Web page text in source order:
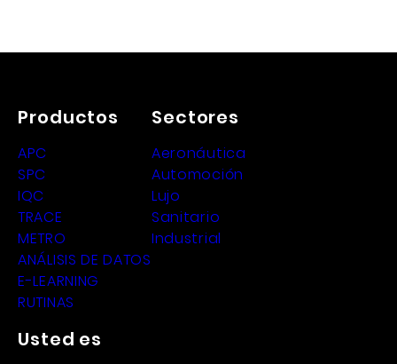
Productos
APC
SPC
IQC
TRACE
METRO
ANÁLISIS DE DATOS
E-LEARNING
RUTINAS
Sectores
Aeronáutica
Automoción
Lujo
Sanitario
Industrial
Usted es